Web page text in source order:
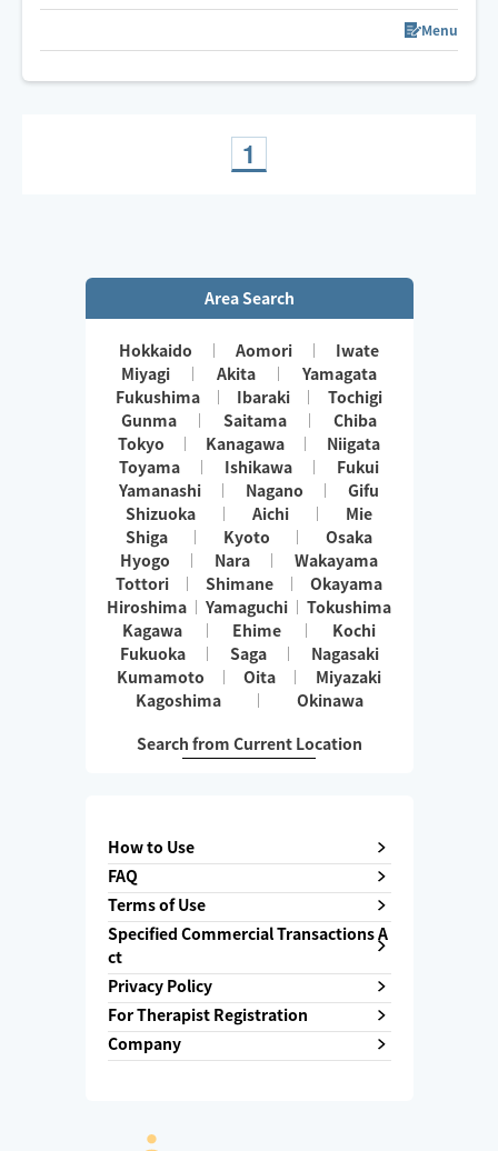
※対応エリア外も近郊可能🙆‍♀️深夜早朝ご予約＆延長可能
まずはご予約を！笑
※ 22時以降は90分〜お願いします🙇‍♀️
しでオリジナルメソッドの極上時間🌹✨
※オイルではなくローション乳液使用の場合がございま
Menu
1
Area Search
Hokkaido Aomori
Iwate
Miyagi
Akita
Yamagata
Fukushima
Ibaraki
Tochigi
Gunma
Saitama
Chiba
Tokyo
Kanagawa
Niigata
Toyama
Ishikawa
Fukui
Yamanashi
Nagano
Gifu
Shizuoka
Aichi
Mie
Shiga
Kyoto
Osaka
Hyogo
Nara
Wakayama
Tottori
Shimane
Okayama
Hiroshima
Yamaguchi
Tokushima
Kagawa
Ehime
Kochi
Fukuoka
Saga
Nagasaki
Kumamoto
Oita
Miyazaki
Kagoshima
Okinawa
Search from Current Location
How to Use
FAQ
Terms of Use
Specified Commercial Transactions A
ct
Privacy Policy
For Therapist Registration
Company